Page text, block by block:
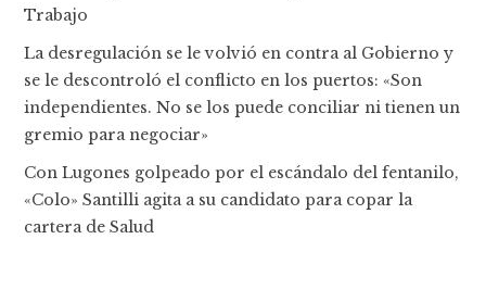
Trabajo
La desregulación se le volvió en contra al Gobierno y
se le descontroló el conflicto en los puertos: «Son
independientes. No se los puede conciliar ni tienen un
gremio para negociar»
Con Lugones golpeado por el escándalo del fentanilo,
«Colo» Santilli agita a su candidato para copar la
cartera de Salud